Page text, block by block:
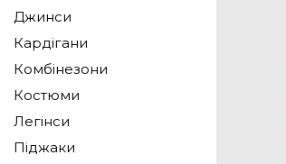
Джинси
Кардігани
Комбінезони
Костюми
Легінси
Піджаки